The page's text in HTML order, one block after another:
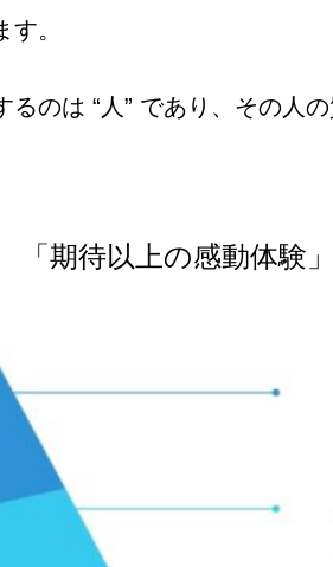
。
のは “人” であり、その人
「期待以上の感動体験